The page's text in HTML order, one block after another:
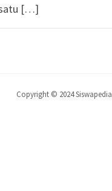
satu […]
Copyright © 2024 Siswapedia